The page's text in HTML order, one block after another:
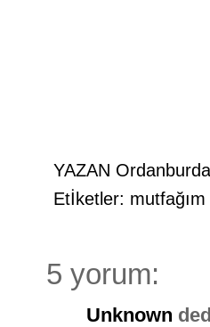
YAZAN
Etİketler: mutfağım
5 yorum:
Unknown